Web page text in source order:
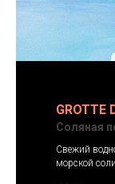
GROTTE
Соляная
Свежий
морской